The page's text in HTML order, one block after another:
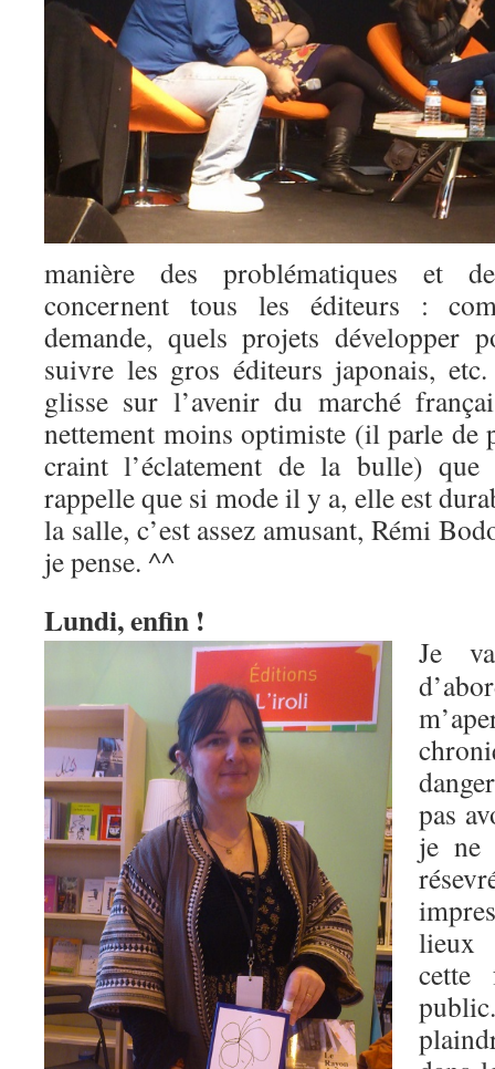
manière des problématiques et
concernent tous les éditeurs :
demande, quels projets développer
suivre les gros éditeurs japonais,
glisse sur l’avenir du marché
nettement moins optimiste (il parle de
craint l’éclatement de la bulle)
rappelle que si mode il y a, elle est
la salle, c’est assez amusant, Rémi
je pense. ^^
Lundi, enfin !
Je
pas
je ne
lieux
cette